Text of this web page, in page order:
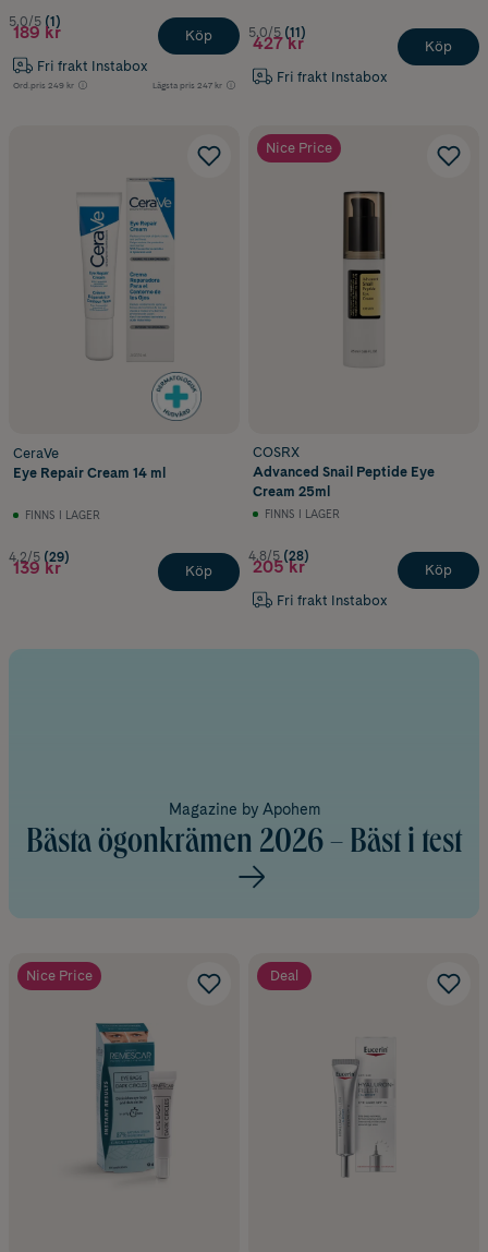
5.0/5 (1)
189 kr
Fri frakt Instabox
Ord.pris 249 kr Lägsta pris 247 kr
Köp 5.0/5 (11)
427 kr
Fri frakt Instabox
Köp
CeraVe
Eye Repair Cream 14 ml
FINNS I LAGER
4.2/5 (29)
139 kr Köp
Nice Price
COSRX
Advanced Snail Peptide Eye
Cream 25ml
FINNS I LAGER
4.8/5 (28)
205 kr
Fri frakt Instabox
Köp
Magazine by Apohem
Bästa ögonkrämen 2026 – Bäst i test
Nice Price Deal